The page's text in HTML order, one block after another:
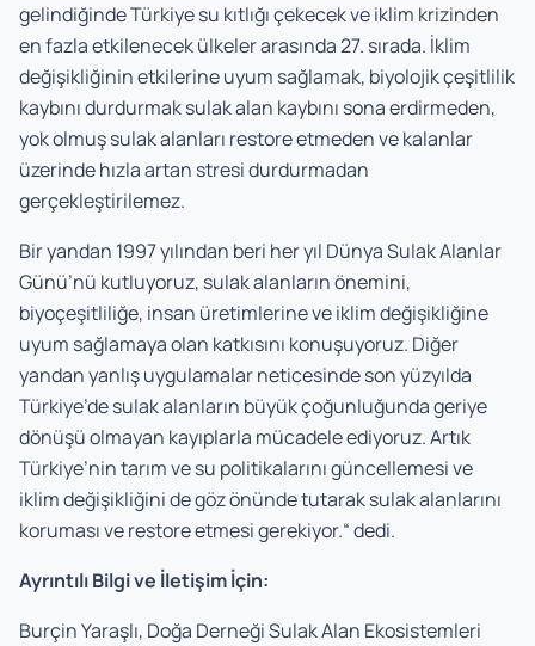
gelindiğinde Türkiye su kıtlığı çekecek ve iklim krizinden
en fazla etkilenecek ülkeler arasında 27. sırada. İklim
değişikliğinin etkilerine uyum sağlamak, biyolojik çeşitlilik
kaybını durdurmak sulak alan kaybını sona erdirmeden,
yok olmuş sulak alanları restore etmeden ve kalanlar
üzerinde hızla artan stresi durdurmadan
gerçekleştirilemez.
Bir yandan 1997 yılından beri her yıl Dünya Sulak Alanlar
Günü’nü kutluyoruz, sulak alanların önemini,
biyoçeşitliliğe, insan üretimlerine ve iklim değişikliğine
uyum sağlamaya olan katkısını konuşuyoruz. Diğer
yandan yanlış uygulamalar neticesinde son yüzyılda
Türkiye’de sulak alanların büyük çoğunluğunda geriye
dönüşü olmayan kayıplarla mücadele ediyoruz. Artık
Türkiye’nin tarım ve su politikalarını güncellemesi ve
iklim değişikliğini de göz önünde tutarak sulak alanlarını
koruması ve restore etmesi gerekiyor.“ dedi.
Ayrıntılı Bilgi ve İletişim İçin:
Burçin Yaraşlı, Doğa Derneği Sulak Alan Ekosistemleri